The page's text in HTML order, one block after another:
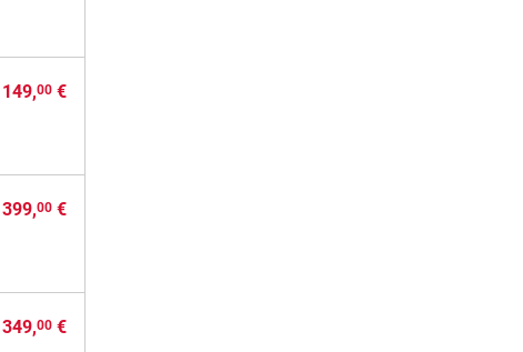
149,00 €
399,00 €
349,00 €